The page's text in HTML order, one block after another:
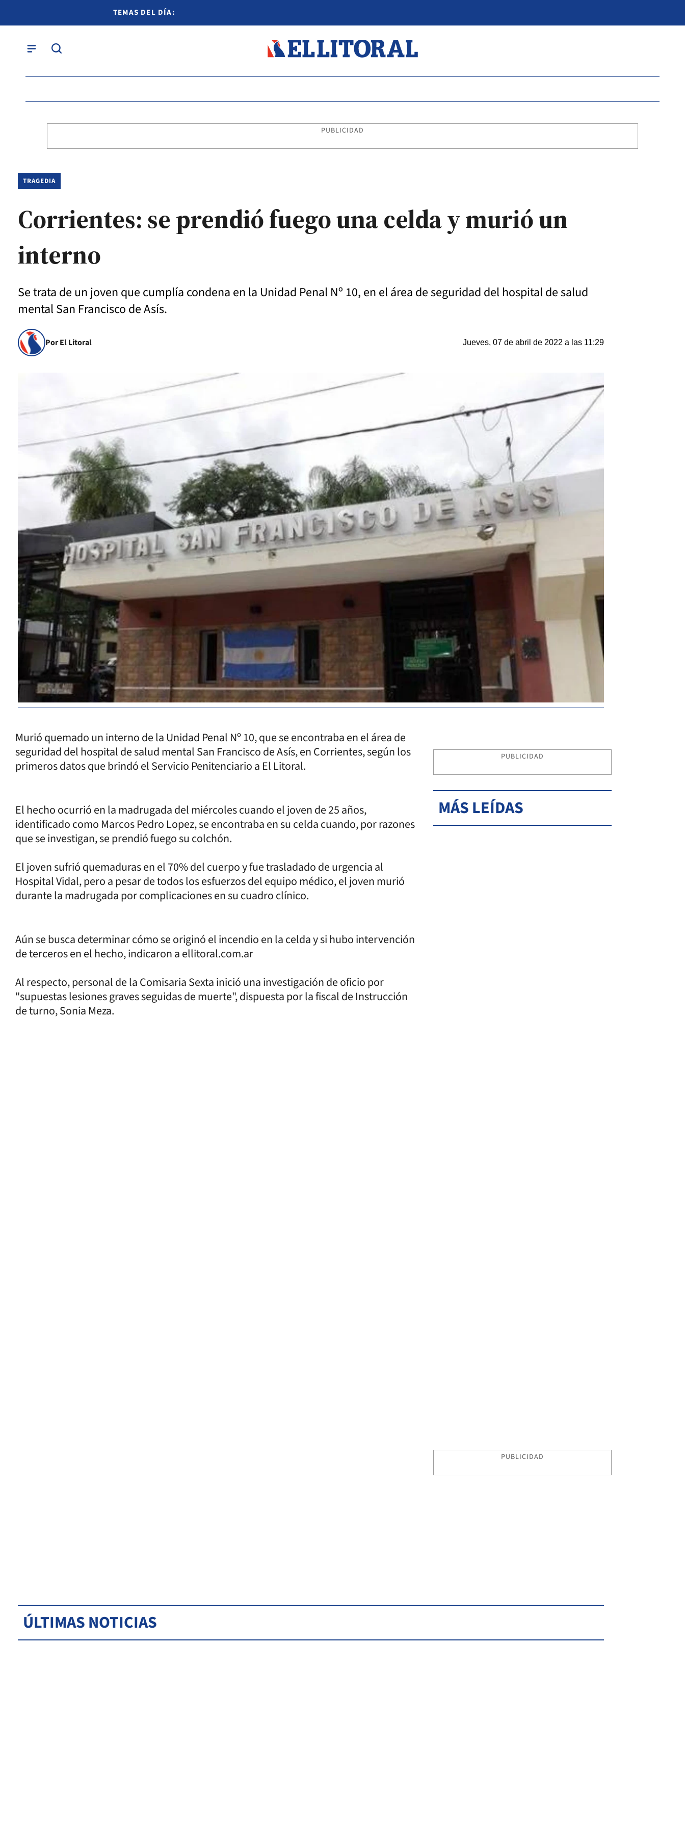
TEMAS DEL DÍA:
PUBLICIDAD
TRAGEDIA
Corrientes: se prendió fuego una celda y murió un
interno
Se trata de un joven que cumplía condena en la Unidad Penal Nº 10, en el área de seguridad del hospital de salud
mental San Francisco de Asís.
Por El Litoral Jueves, 07 de abril de 2022 a las 11:29
Murió quemado un interno de la Unidad Penal Nº 10, que se encontraba en el área de
seguridad del hospital de salud mental San Francisco de Asís, en Corrientes, según los
primeros datos que brindó el Servicio Penitenciario a El Litoral.
El hecho ocurrió en la madrugada del miércoles cuando el joven de 25 años,
identificado como Marcos Pedro Lopez, se encontraba en su celda cuando, por razones
que se investigan, se prendió fuego su colchón.
El joven sufrió quemaduras en el 70% del cuerpo y fue trasladado de urgencia al
Hospital Vidal, pero a pesar de todos los esfuerzos del equipo médico, el joven murió
durante la madrugada por complicaciones en su cuadro clínico.
Aún se busca determinar cómo se originó el incendio en la celda y si hubo intervención
de terceros en el hecho, indicaron a ellitoral.com.ar
Al respecto, personal de la Comisaria Sexta inició una investigación de oficio por
"supuestas lesiones graves seguidas de muerte", dispuesta por la fiscal de Instrucción
de turno, Sonia Meza.
PUBLICIDAD
MÁS LEÍDAS
PUBLICIDAD
ÚLTIMAS NOTICIAS